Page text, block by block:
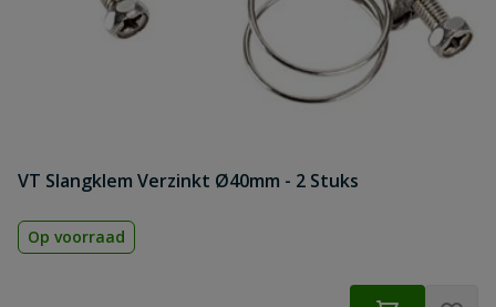
VT Slangklem Verzinkt Ø40mm - 2 Stuks
Op voorraad